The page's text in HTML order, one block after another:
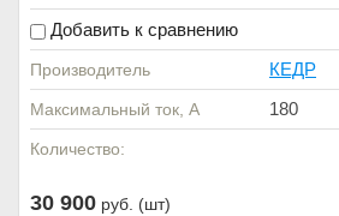
Добавить к сравнению
Производитель КЕДР
Максимальный ток, А 180
Количество:
30 900 руб. (шт)